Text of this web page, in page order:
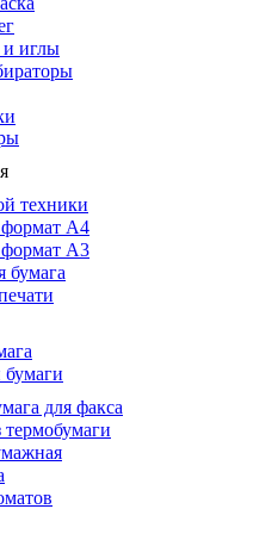
иглы
техники
А4
А3
бумага
для факса
термобумаги